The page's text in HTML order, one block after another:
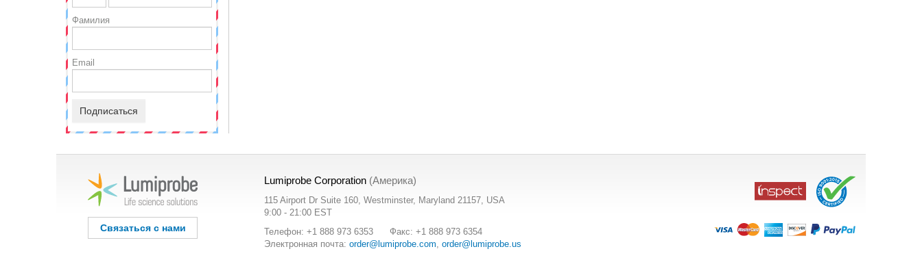
Фамилия
Email
Подписаться
Связаться с нами
Lumiprobe Corporation (Америка)
115 Airport Dr Suite 160, Westminster, Maryland 21157, USA
9:00 - 21:00 EST
Телефон: +1 888 973 6353
Факс: +1 888 973 6354
Электронная почта: order@lumiprobe.com order@lumiprobe.us